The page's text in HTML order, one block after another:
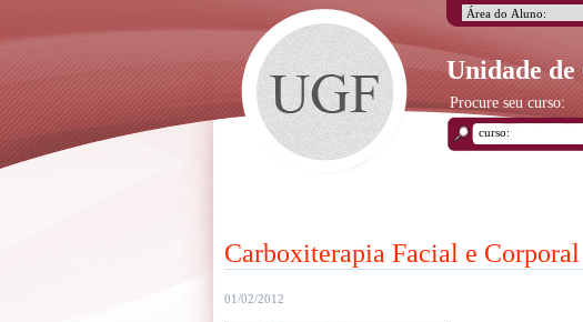
Unidade de
Procure seu curso:
Carboxiterapia Facial e Corporal
01/02/2012